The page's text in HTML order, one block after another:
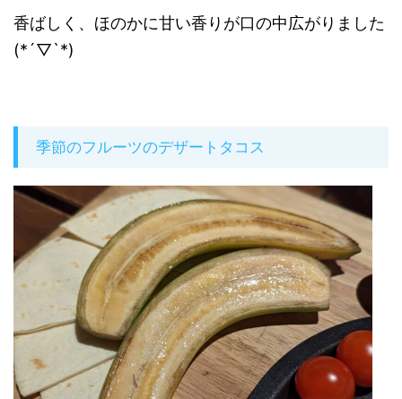
香ばしく、ほのかに甘い香りが口の中広がりました
(*´▽`*)
季節のフルーツのデザートタコス